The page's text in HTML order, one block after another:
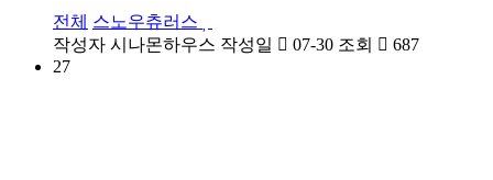
전체 스노우츄러스
작성자 시나몬하우스 작성일 07-30 조회
687
27